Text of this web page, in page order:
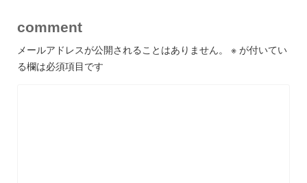
comment
メールアドレスが公開されることはありません。 ※ が付いてい
る欄は必須項目です